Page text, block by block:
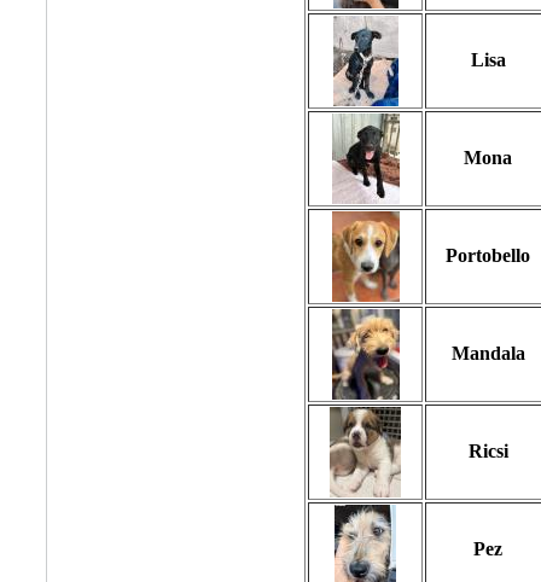
Lisa
Mona
Portobello
Mandala
Ricsi
Pez